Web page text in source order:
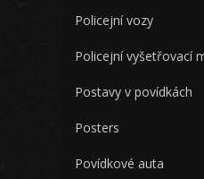
Policejní vozy
Policejní vyšetřovací
Postavy v povídkách
Posters
Povídkové auta